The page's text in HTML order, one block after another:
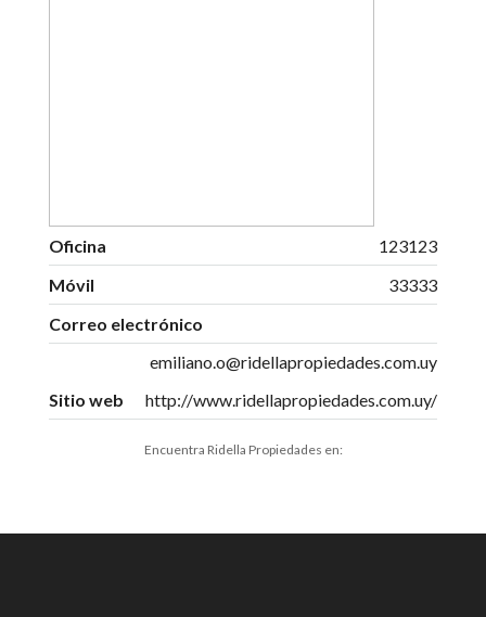
Oficina
123123
Móvil
33333
Correo electrónico
emiliano.o@ridellapropiedades.com.uy
Sitio web
http://www.ridellapropiedades.com.uy/
Encuentra Ridella Propiedades en: